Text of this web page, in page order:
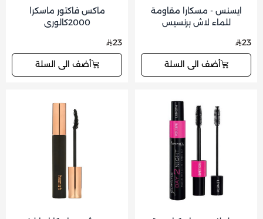
ايسنس - مسكارا مقاومة
للماء لاش برنسيس
23
أضف الى السلة
ماكس فاكتور ماسكرا
2000كالوري
23
أضف الى السلة